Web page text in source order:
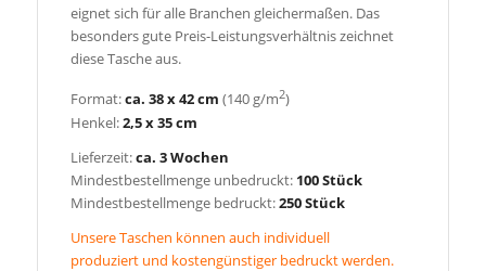
eignet sich für alle Branchen gleichermaßen. Das
besonders gute Preis-Leistungsverhältnis zeichnet
diese Tasche aus.
Format:ca. 38 x 42 cm (140 g/m2)
Henkel:2,5 x 35 cm
Lieferzeit:ca. 3 Wochen
Mindestbestellmenge unbedruckt: 100 Stück
Mindestbestellmenge bedruckt:250 Stück
Unsere Taschen können auch individuell
produziert und kostengünstiger bedruckt werden.